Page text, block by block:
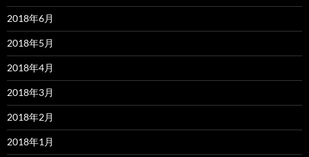
2018年6月
2018年5月
2018年4月
2018年3月
2018年2月
2018年1月